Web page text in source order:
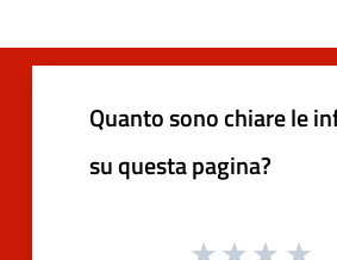
Quanto sono chiare le
su questa pagina?